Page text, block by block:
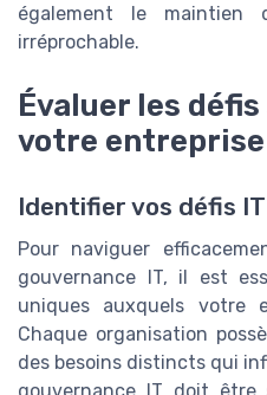
également le maintien
irréprochable.
Évaluer les
votre entreprise
Identifier vos défis
Pour naviguer
gouvernance IT, il est
uniques auxquels votre
Chaque organisation
des besoins distincts qui